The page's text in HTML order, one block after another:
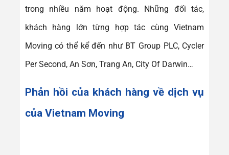
trong nhiều năm hoạt động. Những đối tác,
khách hàng lớn từng hợp tác cùng Vietnam
Moving có thể kể đến như BT Group PLC, Cycler
Per Second, An Sơn, Trang An, City Of Darwin…
Phản hồi của khách hàng về dịch vụ
của Vietnam Moving